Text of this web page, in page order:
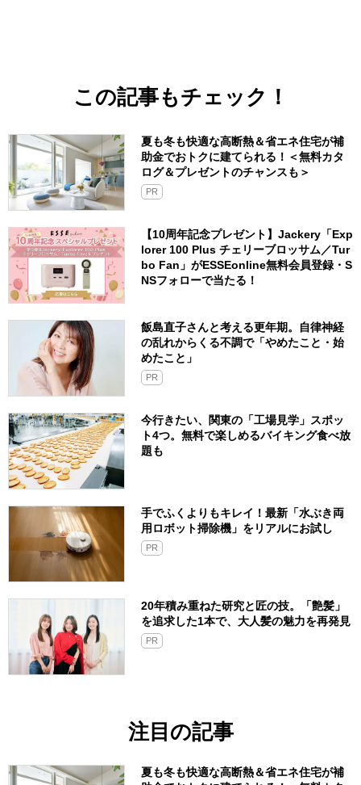
この記事もチェック！
夏も冬も快適な高断熱＆省エネ住宅が補
助金でおトクに建てられる！＜無料カタ
ログ＆プレゼントのチャンスも＞
PR
【10周年記念プレゼント】Jackery「Exp
lorer 100 Plus チェリーブロッサム／Tur
bo Fan」がESSEonline無料会員登録・S
NSフォローで当たる！
飯島直子さんと考える更年期。自律神経
の乱れからくる不調で「やめたこと・始
めたこと」
PR
今行きたい、関東の「工場見学」スポッ
ト4つ。無料で楽しめるバイキング食べ放
題も
手でふくよりもキレイ！最新「水ぶき両
用ロボット掃除機」をリアルにお試し
PR
20年積み重ねた研究と匠の技。「艶髪」
を追求した1本で、大人髪の魅力を再発見
PR
注目の記事
夏も冬も快適な高断熱＆省エネ住宅が補